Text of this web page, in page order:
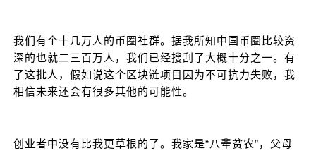
我们有个十几万人的币圈社群。据我所知中国币圈比较资
深的也就二三百万人，我们已经搜刮了大概十分之一。有
了这批人，假如说这个区块链项目因为不可抗力失败，我
相信未来还会有很多其他的可能性。
创业者中没有比我更草根的了。我家是“八辈贫农”，父母